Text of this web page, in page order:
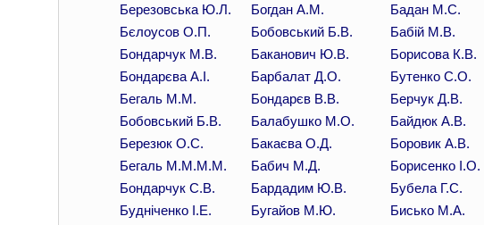
Березовська Ю.Л.
Богдан А.М.
Бадан М.С.
Бєлоусов О.П.
Бобовський Б.В.
Бабій М.В.
Бондарчук М.В.
Баканович Ю.В.
Борисова К.В.
Бондарєва А.І.
Барбалат Д.О.
Бутенко С.О.
Бегаль М.М.
Бондарєв В.В.
Берчук Д.В.
Бобовський Б.В.
Балабушко М.О.
Байдюк А.В.
Березюк О.С.
Бакаєва О.Д.
Боровик А.В.
Бегаль М.М.М.М.
Бабич М.Д.
Борисенко І.О.
Бондарчук С.В.
Бардадим Ю.В.
Бубела Г.С.
Будніченко І.Е.
Бугайов М.Ю.
Бисько М.А.